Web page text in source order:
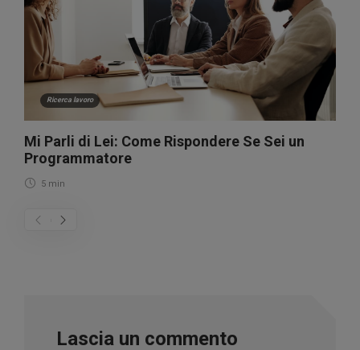
Ricerca lavoro
Mi Parli di Lei: Come Rispondere Se Sei un
Programmatore
5 min
Lascia un commento